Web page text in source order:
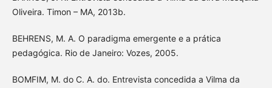
Oliveira. Timon – MA, 2013b.
BEHRENS, M. A. O paradigma emergente e a prática
pedagógica. Rio de Janeiro: Vozes, 2005.
BOMFIM, M. do C. A. do. Entrevista concedida a Vilma da